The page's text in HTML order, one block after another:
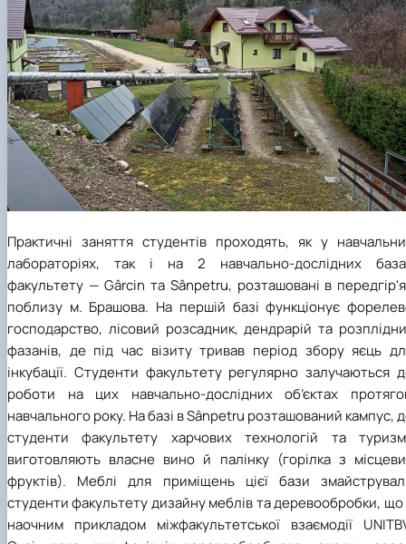
Практичні заняття студентів проходять, як у
лабораторіях, так і на 2 навчально-дослідних
факультету — Gârcin та Sânpetru, розташовані в
поблизу м. Брашова. На першій базі функціонує
господарство, лісовий розсадник, дендрарій та
фазанів, де під час візиту тривав період збору яєць
інкубації. Студенти факультету регулярно залучаються
роботи на цих навчально-дослідних об’єктах
навчального року. На базі в Sânpetru розташований кампус,
студенти факультету харчових технологій та
виготовляють власне вино й палінку (горілка з
фруктів). Меблі для приміщень цієї бази
студенти факультету дизайну меблів та деревообробки, що
наочним прикладом міжфакультетської взаємодії